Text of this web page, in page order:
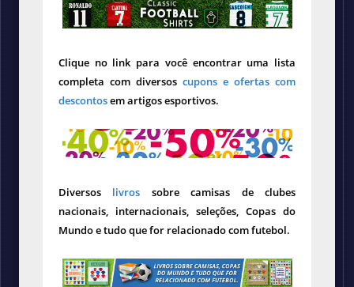
Clique no link para você encontrar uma lista
completa com diversos cupons e ofertas com
descontosem artigos esportivos.
Diversos livros sobre camisas de clubes
nacionais, internacionais, seleções, Copas do
Mundo e tudo que for relacionado com futebol.